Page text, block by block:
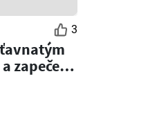
3
zapečené